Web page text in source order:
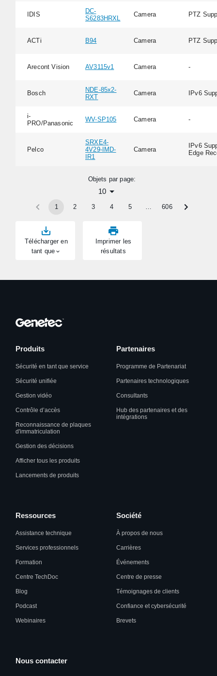
Télécharger en
tant que
Imprimer les
résultats
IDIS
DC-
S6283HRXL
Camera PTZ
ACTi B94 Camera PTZ
Arecont Vision AV3115v1 Camera -
Bosch
NDE-85x2-
RXT
Camera IPv6
i-
PRO/Panasonic
WV-SP105 Camera -
Pelco
SRXE4-
4V29-IMD-
IR1
Camera
IPv6
Edge
Objets par page:
10
1 2 3 4 5 … 606
Produits
Sécurité en tant que service
Sécurité unifiée
Gestion vidéo
Contrôle d’accès
Reconnaissance de plaques
d'immatriculation
Gestion des décisions
Afficher tous les produits
Lancements de produits
Partenaires
Programme de Partenariat
Partenaires technologiques
Consultants
Hub des partenaires et des
intégrations
Ressources
Assistance technique
Services professionnels
Formation
Centre TechDoc
Blog
Podcast
Webinaires
Société
À propos de nous
Carrières
Événements
Centre de presse
Témoignages de clients
Confiance et cybersécurité
Brevets
Nous contacter